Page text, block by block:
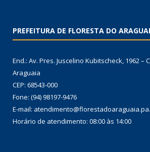
PREFEITURA DE FLORESTA DO
End.: Av. Pres. Juscelino Kubitscheck, 1962 –
Araguaia
CEP: 68543-000
Fone: (94) 98197-9476
E-mail:
Horário de atendimento: 08:00 às 14:00